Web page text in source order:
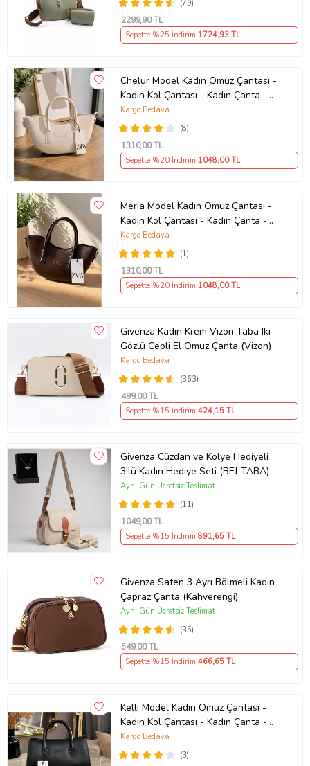
(79)
2299,90 TL
Sepette %25 İndirim 1724,93 TL
Chelur Model Kadın Omuz Çantası -
Kadın Kol Çantası - Kadın Çanta -
Günlük Kadın Çantası - Hediye
Çanta - Çapraz Askılı Kadın Çantası
(8)
Kargo Bedava
1310,00 TL
Sepette %20 İndirim 1048,00 TL
Meria Model Kadın Omuz Çantası -
Kadın Kol Çantası - Kadın Çanta -
Günlük Kadın Çantası - Hediye
Çanta - Çapraz Askılı Kadın Çantası
(1)
Kargo Bedava
1310,00 TL
Sepette %20 İndirim 1048,00 TL
Givenza Kadın Krem Vizon Taba Iki
Gözlü Cepli El Omuz Çanta (Vizon)
(363)
Kargo Bedava
499,00 TL
Sepette %15 İndirim 424,15 TL
Givenza Cüzdan ve Kolye Hediyeli
3'lü Kadın Hediye Seti (BEJ-TABA)
(11)
Aynı Gün Ücretsiz Teslimat
1049,00 TL
Sepette %15 İndirim 891,65 TL
Givenza Saten 3 Ayrı Bölmeli Kadın
Çapraz Çanta (Kahverengi)
(35)
Aynı Gün Ücretsiz Teslimat
549,00 TL
Sepette %15 İndirim 466,65 TL
Kelli Model Kadın Omuz Çantası -
Kadın Kol Çantası - Kadın Çanta -
Günlük Kadın Çantası - Hediye
Çanta - Çapraz Askılı Kadın Çantası
(3)
Kargo Bedava